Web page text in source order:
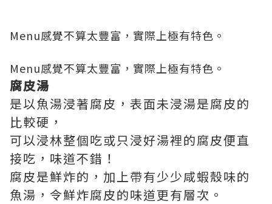
Menu感覺不算太豐富，實際上極有特色。
Menu感覺不算太豐富，實際上極有特色。
腐皮湯
是以魚湯浸著腐皮，表面未浸湯是腐皮的
比較硬，
可以浸林整個吃或只浸好湯裡的腐皮便直
接吃，味道不錯！
腐皮是鮮炸的，加上帶有少少咸蝦殼味的
魚湯，令鮮炸腐皮的味道更有層次。